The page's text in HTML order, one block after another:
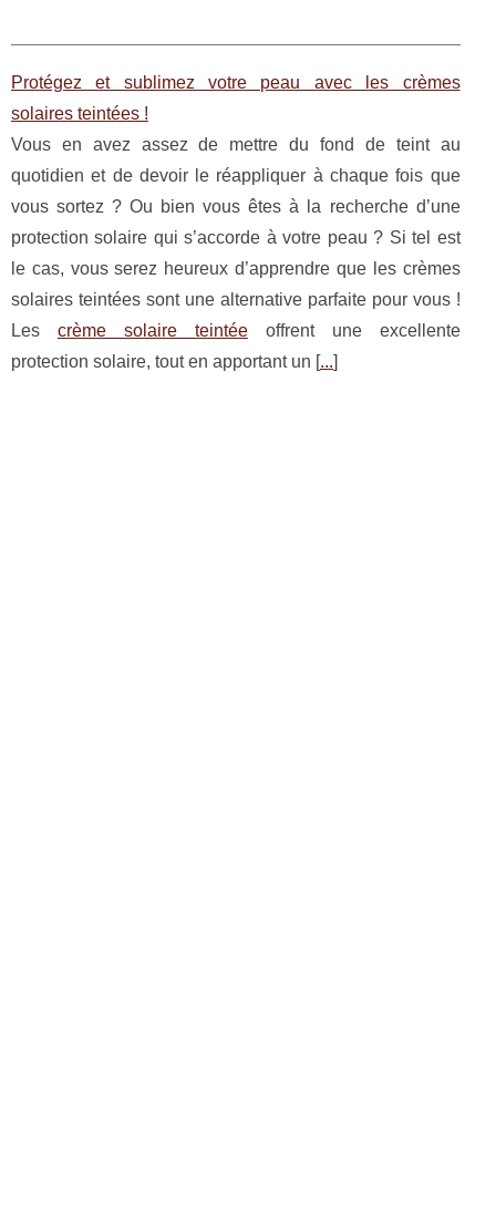
Protégez et sublimez votre peau avec les crèmes
solaires teintées !
Vous en avez assez de mettre du fond de teint au
quotidien et de devoir le réappliquer à chaque fois que
vous sortez ? Ou bien vous êtes à la recherche d’une
protection solaire qui s’accorde à votre peau ? Si tel est
le cas, vous serez heureux d’apprendre que les crèmes
solaires teintées sont une alternative parfaite pour vous !
Les crème solaire teintéeoffrent une excellente
protection solaire, tout en apportant un [...]